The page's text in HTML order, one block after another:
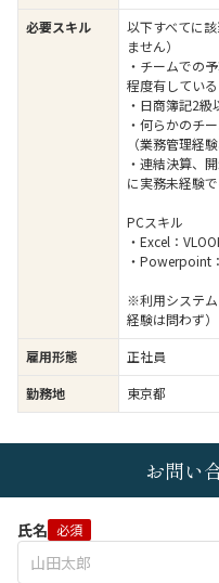
必要スキル
以下すべてに
ません）
・チームでの
程度有している
・日商簿記2級
・何らかのチ
（業務管理経
・連結決算、
に実務未経験で
PCスキル
・Excel：
・Powerpoint
※利用システム
経験は問わず）
雇用形態
正社員
勤務地
東京都
お問い
氏名 必須